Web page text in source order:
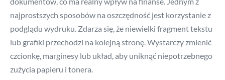
najprostszych sposobów na oszczędność jest korzystanie z
podglądu wydruku. Zdarza się, że niewielki fragment tekstu
lub grafiki przechodzi na kolejną stronę. Wystarczy zmienić
czcionkę, marginesy lub układ, aby uniknąć niepotrzebnego
zużycia papieru i tonera.